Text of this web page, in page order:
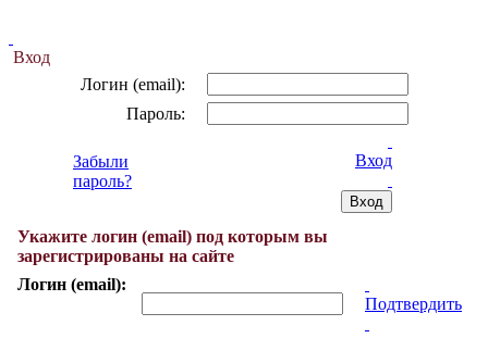
Вход
Логин (email):
Пароль:
Забыли
пароль?
Вход
Укажите логин (email) под которым вы
зарегистрированы на сайте
Логин (email):
Подтвердить